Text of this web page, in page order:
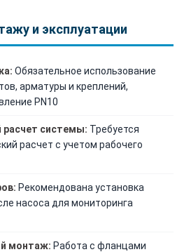
и эксплуатации
Обязательное использование
арматуры и креплений,
PN10
системы: Требуется
расчет с учетом рабочего
Рекомендована установка
насоса для мониторинга
монтаж: Работа с фланцами